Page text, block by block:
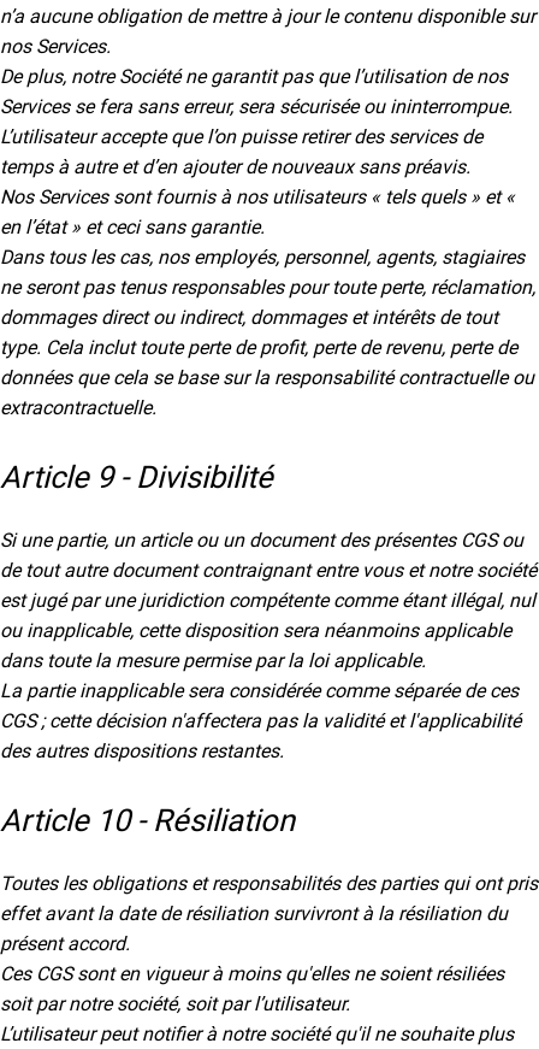
n’a aucune obligation de mettre à jour le contenu disponible sur
nos Services.
De plus, notre Société ne garantit pas que l’utilisation de nos
Services se fera sans erreur, sera sécurisée ou ininterrompue.
L’utilisateur accepte que l’on puisse retirer des services de
temps à autre et d’en ajouter de nouveaux sans préavis.
Nos Services sont fournis à nos utilisateurs « tels quels » et «
en l’état » et ceci sans garantie.
Dans tous les cas, nos employés, personnel, agents, stagiaires
ne seront pas tenus responsables pour toute perte, réclamation,
dommages direct ou indirect, dommages et intérêts de tout
type. Cela inclut toute perte de profit, perte de revenu, perte de
données que cela se base sur la responsabilité contractuelle ou
extracontractuelle.
Article 9 - Divisibilité
Si une partie, un article ou un document des présentes CGS ou
de tout autre document contraignant entre vous et notre société
est jugé par une juridiction compétente comme étant illégal, nul
ou inapplicable, cette disposition sera néanmoins applicable
dans toute la mesure permise par la loi applicable.
La partie inapplicable sera considérée comme séparée de ces
CGS ; cette décision n'affectera pas la validité et l'applicabilité
des autres dispositions restantes.
Article 10 - Résiliation
Toutes les obligations et responsabilités des parties qui ont pris
effet avant la date de résiliation survivront à la résiliation du
présent accord.
Ces CGS sont en vigueur à moins qu'elles ne soient résiliées
soit par notre société, soit par l’utilisateur.
L’utilisateur peut notifier à notre société qu'il ne souhaite plus